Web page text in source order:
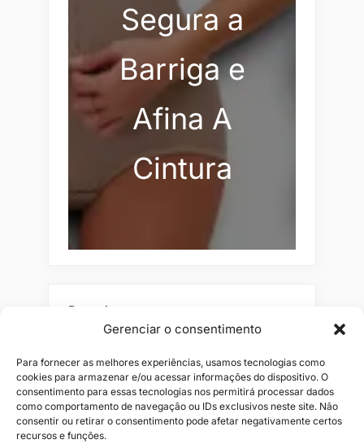
Gerenciar o consentimento
Para fornecer as melhores experiências, usamos tecnologias como
cookies para armazenar e/ou acessar informações do dispositivo. O
consentimento para essas tecnologias nos permitirá processar dados
como comportamento de navegação ou IDs exclusivos neste site. Não
consentir ou retirar o consentimento pode afetar negativamente certos
recursos e funções.
Segura a
Barriga e
Afina A
Cintura
Pesquisar